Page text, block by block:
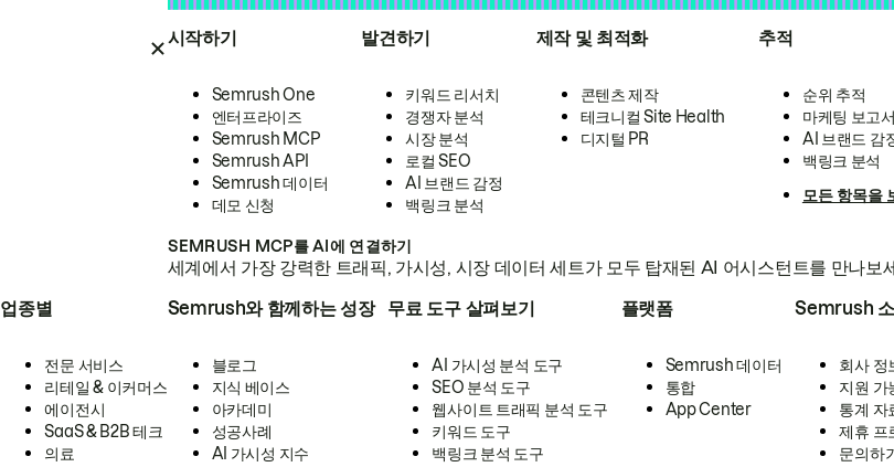
시작하기
Semrush One
엔터프라이즈
Semrush MCP
Semrush API
Semrush 데이터
데모 신청
발견하기
키워드 리서치
경쟁자 분석
시장 분석
로컬 SEO
AI 브랜드 감정
백링크 분석
제작 및 최적화
콘텐츠 제작
테크니컬 Site Health
디지털 PR
추적
순위 추적
마케팅 보고
AI 브랜드 감
백링크 분석
모든 항목을
SEMRUSH MCP를 AI에 연결하기
세계에서 가장 강력한 트래픽, 가시성, 시장 데이터 세트가 모두 탑재된 AI 어시스턴트를 만나보
업종별
전문 서비스
리테일 & 이커머스
에이전시
SaaS & B2B 테크
의료
Semrush와 함께하는 성장
블로그
지식 베이스
아카데미
성공사례
AI 가시성 지수
무료 도구 살펴보기
AI 가시성 분석 도구
SEO 분석 도구
웹사이트 트래픽 분석 도구
키워드 도구
백링크 분석 도구
플랫폼
Semrush 데이터
통합
App Center
Semrush
회사 정
지원 가
통계 자
제휴 프
문의하